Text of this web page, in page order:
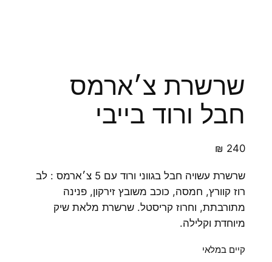
שרשרת צ׳ארמס
חבל ורוד בייבי
₪ 240
שרשרת עשויה חבל בגווני ורוד עם 5 צ׳ארמס : לב
רוז קוורץ, חמסה, כוכב משובץ זירקון, פנינה
מתורבתת, וחרוז קריסטל. שרשרת מלאת שיק
מיוחדת וקלילה.
קיים במלאי